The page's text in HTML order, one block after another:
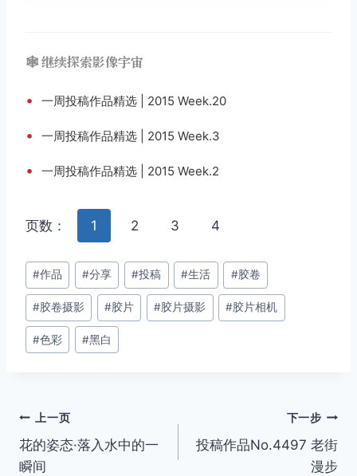
🕸️ 继续探索影像宇宙
• 一周投稿作品精选 | 2015 Week.20
• 一周投稿作品精选 | 2015 Week.3
• 一周投稿作品精选 | 2015 Week.2
页数： 1 2 3 4
文
章
标
签：
#作品 #分享 #投稿 #生活 #胶卷
#胶卷摄影 #胶片 #胶片摄影 #胶片相机
#色彩 #黑白
文
章
上一页
花的姿态·落入水中的一
瞬间
下一步
投稿作品No.4497 老街
漫步